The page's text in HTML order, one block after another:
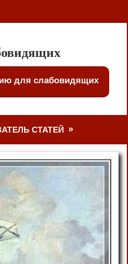
для слабовидящих
СТАТЕЙ